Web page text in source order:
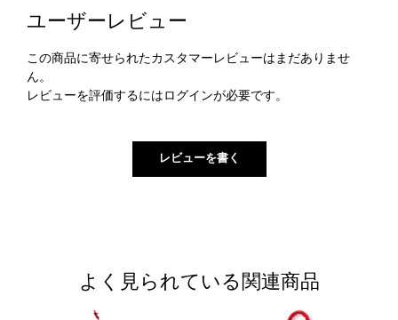
ユーザーレビュー
この商品に寄せられたカスタマーレビューはまだありませ
ん。
レビューを評価するには ログインが必要です。
よく見られている関連商品